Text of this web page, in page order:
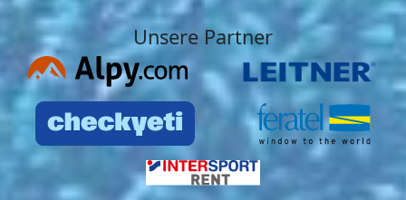
Unsere Partner